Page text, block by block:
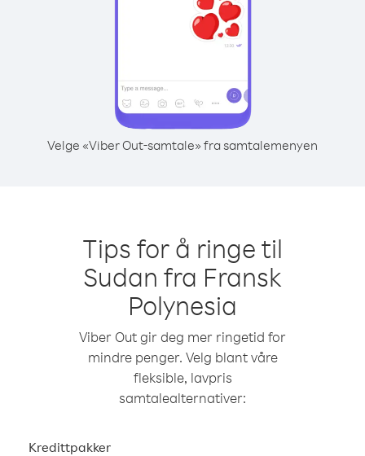
Velge «Viber Out-samtale» fra samtalemenyen
Tips for å ringe til
Sudan fra Fransk
Polynesia
Viber Out gir deg mer ringetid for
mindre penger. Velg blant våre
fleksible, lavpris
samtalealternativer:
Kredittpakker